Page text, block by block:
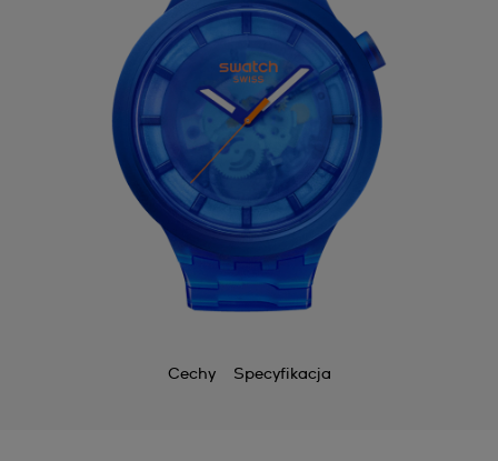
Cechy Specyfikacja